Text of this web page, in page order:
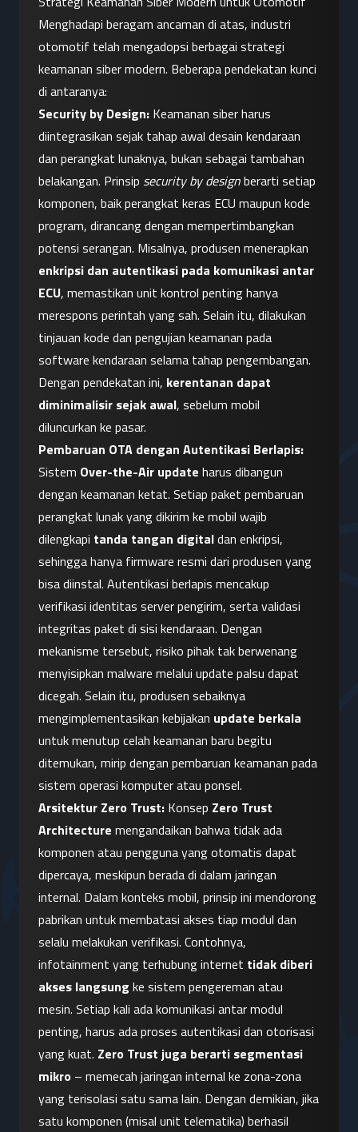
Menghadapi beragam ancaman di atas, industri
otomotif telah mengadopsi berbagai strategi
keamanan siber modern. Beberapa pendekatan kunci
di antaranya:
Security by Design: Keamanan siber harus
diintegrasikan sejak tahap awal desain kendaraan
dan perangkat lunaknya, bukan sebagai tambahan
belakangan. Prinsip security by design berarti setiap
komponen, baik perangkat keras ECU maupun kode
program, dirancang dengan mempertimbangkan
enkripsi dan autentikasi pada komunikasi antar
ECU, memastikan unit kontrol penting hanya
merespons perintah yang sah. Selain itu, dilakukan
tinjauan kode dan pengujian keamanan pada
software kendaraan selama tahap pengembangan.
Dengan pendekatan ini, kerentanan dapat
diminimalisir sejak awal, sebelum mobil
diluncurkan ke pasar.
Pembaruan OTA dengan Autentikasi Berlapis:
Sistem Over-the-Air update harus dibangun
dengan keamanan ketat. Setiap paket pembaruan
perangkat lunak yang dikirim ke mobil wajib
dilengkapi tanda tangan digital dan enkripsi,
sehingga hanya firmware resmi dari produsen yang
bisa diinstal. Autentikasi berlapis mencakup
verifikasi identitas server pengirim, serta validasi
integritas paket di sisi kendaraan. Dengan
mekanisme tersebut, risiko pihak tak berwenang
menyisipkan malware melalui update palsu dapat
dicegah. Selain itu, produsen sebaiknya
mengimplementasikan kebijakan update berkala
untuk menutup celah keamanan baru begitu
ditemukan, mirip dengan pembaruan keamanan pada
sistem operasi komputer atau ponsel.
Arsitektur Zero Trust: Konsep Zero Trust
Architecture mengandaikan bahwa tidak ada
komponen atau pengguna yang otomatis dapat
dipercaya, meskipun berada di dalam jaringan
internal. Dalam konteks mobil, prinsip ini mendorong
pabrikan untuk membatasi akses tiap modul dan
selalu melakukan verifikasi. Contohnya,
infotainment yang terhubung internet tidak diberi
akses langsung ke sistem pengereman atau
mesin. Setiap kali ada komunikasi antar modul
penting, harus ada proses autentikasi dan otorisasi
yang kuat. Zero Trust juga berarti segmentasi
mikro – memecah jaringan internal ke zona-zona
yang terisolasi satu sama lain. Dengan demikian, jika
satu komponen (misal unit telematika) berhasil